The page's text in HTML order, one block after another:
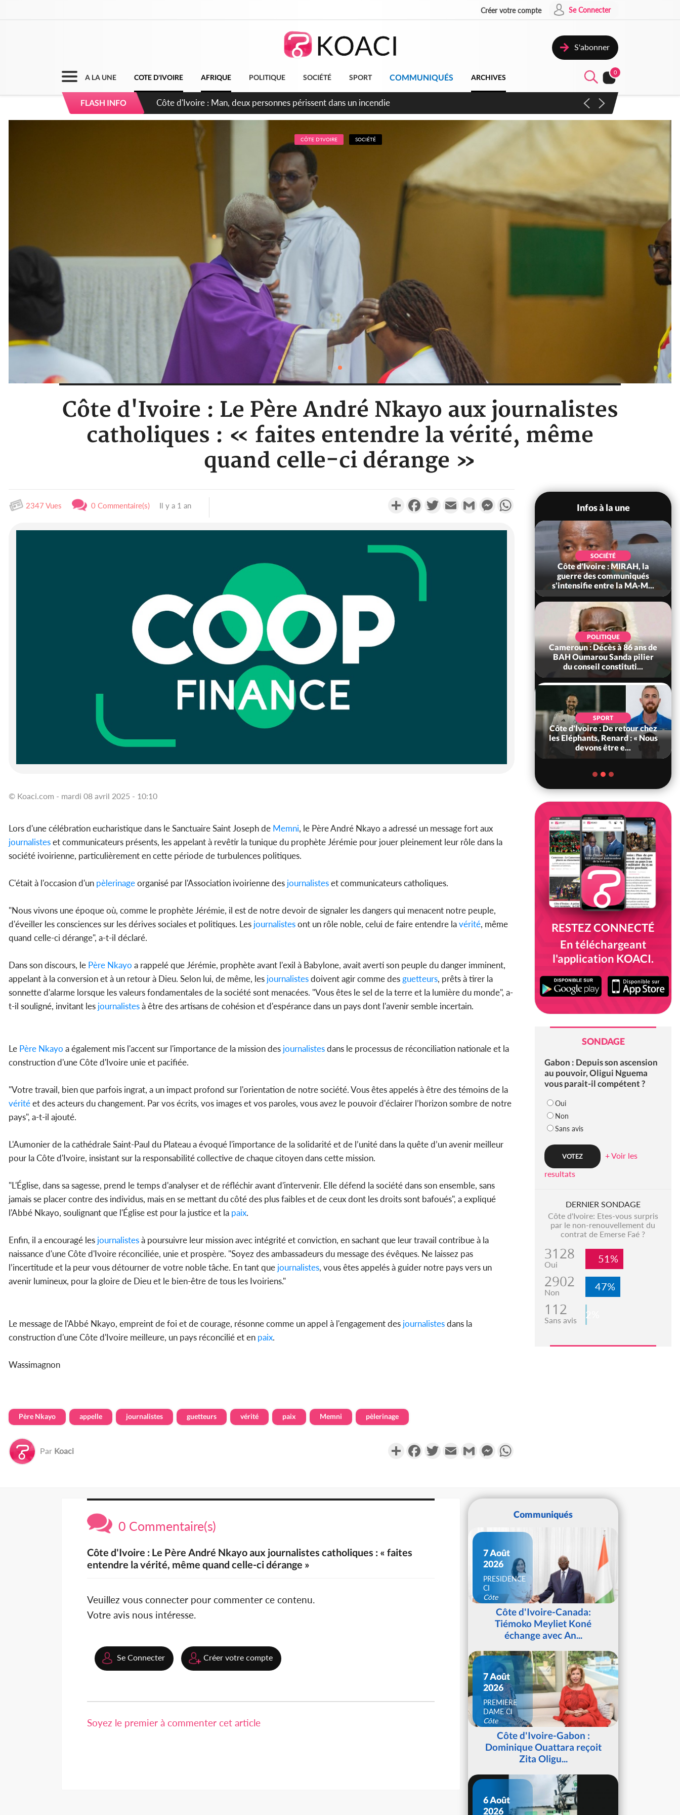
Créer votre compte Se Connecter
S'abonner
A LA UNE COTE D'IVOIRE AFRIQUE POLITIQUE SOCIÉTÉ SPORT COMMUNIQUÉS ARCHIVES
0
FLASH INFO
Côte d'Ivoire : Séileu, la célébration de la fête nationale transformée en vaste campagne contre les produits
dépigmentants dangereux
CÔTE D'IVOIRE SOCIÉTÉ
Côte d'Ivoire : Le Père André Nkayo aux journalistes
catholiques : « faites entendre la vérité, même
quand celle-ci dérange »
2347 Vues 0 Commentaire(s) Il y a 1 an PartagerFacebookTwitterEmail Gmail MessengerWhatsApp
© Koaci.com - mardi 08 avril 2025 - 10:10
Lors d'une célébration eucharistique dans le Sanctuaire Saint Joseph de Memni, le Père André Nkayo a adressé un message fort aux
journalisteset communicateurs présents, les appelant à revêtir la tunique du prophète Jérémie pour jouer pleinement leur rôle dans la
société ivoirienne, particulièrement en cette période de turbulences politiques.
C'était à l'occasion d'un pèlerinageorganisé par l'Association ivoirienne des journalisteset communicateurs catholiques.
"Nous vivons une époque où, comme le prophète Jérémie, il est de notre devoir de signaler les dangers qui menacent notre peuple,
d'éveiller les consciences sur les dérives sociales et politiques. Les journalistesont un rôle noble, celui de faire entendre lavérité, même
quand celle-ci dérange", a-t-il déclaré.
Dans son discours, le Père Nkayo a rappelé que Jérémie, prophète avant l'exil à Babylone, avait averti son peuple du danger imminent,
appelant à la conversion et à un retour à Dieu. Selon lui, de même, les journalistesdoivent agir comme desguetteurs, prêts à tirer la
sonnette d'alarme lorsque les valeurs fondamentales de la société sont menacées. "Vous êtes le sel de la terre et la lumière du monde", a-
t-il souligné, invitant les journalistesà être des artisans de cohésion et d'espérance dans un pays dont l'avenir semble incertain.
Le Père Nkayo a également mis l'accent sur l'importance de la mission des journalistesdans le processus de réconciliation nationale et la
construction d'une Côte d'Ivoire unie et pacifiée.
"Votre travail, bien que parfois ingrat, a un impact profond sur l'orientation de notre société. Vous êtes appelés à être des témoins de la
véritéet des acteurs du changement. Par vos écrits, vos images et vos paroles, vous avez le pouvoir d'éclairer l’horizon sombre de notre
pays", a-t-il ajouté.
L'Aumonier de la cathédrale Saint-Paul du Plateau a évoqué l'importance de la solidarité et de l’unité dans la quête d’un avenir meilleur
pour la Côte d'Ivoire, insistant sur la responsabilité collective de chaque citoyen dans cette mission.
"L'Église, dans sa sagesse, prend le temps d'analyser et de réfléchir avant d'intervenir. Elle défend la société dans son ensemble, sans
jamais se placer contre des individus, mais en se mettant du côté des plus faibles et de ceux dont les droits sont bafoués", a expliqué
l'Abbé Nkayo, soulignant que l'Église est pour la justice et la paix.
Enfin, il a encouragé les journalistesà poursuivre leur mission avec intégrité et conviction, en sachant que leur travail contribue à la
naissance d'une Côte d'Ivoire réconciliée, unie et prospère. "Soyez des ambassadeurs du message des évêques. Ne laissez pas
l’incertitude et la peur vous détourner de votre noble tâche. En tant que journalistes, vous êtes appelés à guider notre pays vers un
avenir lumineux, pour la gloire de Dieu et le bien-être de tous les Ivoiriens."
Le message de l'Abbé Nkayo, empreint de foi et de courage, résonne comme un appel à l'engagement des journalistesdans la
construction d'une Côte d'Ivoire meilleure, un pays réconcilié et en paix.
Wassimagnon
Père Nkayo appelle journalistes guetteurs vérité paix Memni pèlerinage
Par Koaci PartagerFacebookTwitterEmail Gmail Messenger
Infos à la une
Côte d'Ivoire : Man, deux
personnes périssent dans un
SOCIÉTÉ
Côte d'Ivoire : MIRAH, la
guerre des communiqués
s'intensifie entre la MA-M...
POLITIQUE
Cameroun : Décès à 86 ans de
BAH Oumarou Sanda pilier
du conseil constituti...
SPORT
Côte d'Ivoire : De retour chez
les Eléphants, Renard : « Nous
devons être e...
RESTEZ CONNECTÉ
En téléchargeant
l'application KOACI.
SONDAGE
Gabon : Depuis son ascension
au pouvoir, Oligui Nguema
vous parait-il compétent ?
Oui
Non
Sans avis
+ Voir les
resultats
DERNIER SONDAGE
Côte d'Ivoire: Etes-vous surpris
par le non-renouvellement du
contrat de Emerse Faé ?
3128
Oui 51%
2902
Non 47%
112
Sans avis 2%
0 Commentaire(s)
Côte d'Ivoire : Le Père André Nkayo aux journalistes catholiques : « faites
entendre la vérité, même quand celle-ci dérange »
Veuillez vous connecter pour commenter ce contenu.
Votre avis nous intéresse.
Se Connecter Créer votre compte
Soyez le premier à commenter cet article
Communiqués
7 Août
2026
PRESIDENCE
CI
Côte
d'IvoireCôte d'Ivoire-Canada:
Tiémoko Meyliet Koné
échange avec An...
7 Août
2026
PREMIERE
DAME CI
Côte
d'IvoireCôte d'Ivoire-Gabon :
Dominique Ouattara reçoit
Zita Oligu...
6 Août
2026